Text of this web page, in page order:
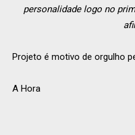
personalidade logo no
Projeto é motivo de orgulho
A Hora